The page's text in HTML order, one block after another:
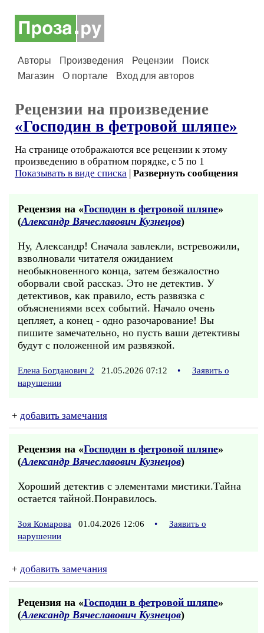
Авторы Произведения Рецензии
Поиск
Магазин
О портале Вход для авторов
Рецензии на произведение
«Господин в фетровой шляпе»
На странице отображаются все рецензии к этому
произведению в обратном порядке, с 5 по 1
Показывать в виде списка | Развернуть сообщения
Рецензия на «Господин в фетровой шляпе»
(Александр Вячеславович Кузнецов)
Ну, Александр! Сначала завлекли, встревожили,
взволновали читателя ожиданием
необыкновенного конца, затем безжалостно
оборвали свой рассказ. Это не детектив. У
детективов, как правило, есть развязка с
объяснениями всех событий. Начало очень
цепляет, а конец - одно разочарование! Вы
пишите замечательно, но пусть ваши детективы
будут с положенной им развязкой.
Елена Богданович 2 21.05.2026 07:12 •
Заявить о
нарушении
+ добавить замечания
Рецензия на «Господин в фетровой шляпе»
(Александр Вячеславович Кузнецов)
Хороший детектив с элементами мистики.Тайна
остается тайной.Понравилось.
Зоя Комарова 01.04.2026 12:06 •
Заявить о
нарушении
+ добавить замечания
Рецензия на «Господин в фетровой шляпе»
(Александр Вячеславович Кузнецов)